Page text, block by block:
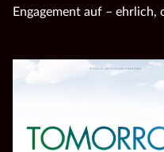
Engagement auf – ehrlich,